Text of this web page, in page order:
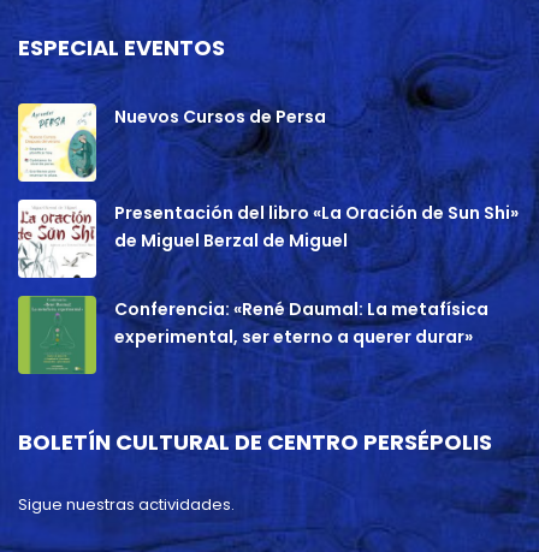
ESPECIAL EVENTOS
Nuevos Cursos de Persa
Presentación del libro «La Oración de Sun Shi»
de Miguel Berzal de Miguel
Conferencia: «René Daumal: La metafísica
experimental, ser eterno a querer durar»
BOLETÍN CULTURAL DE CENTRO PERSÉPOLIS
Sigue nuestras actividades.